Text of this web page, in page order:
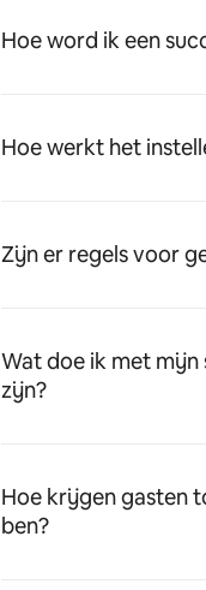
Hoe word ik een
Hoe werkt het
Zijn er regels voor
Wat doe ik met mijn
zijn?
Hoe krijgen gasten
ben?